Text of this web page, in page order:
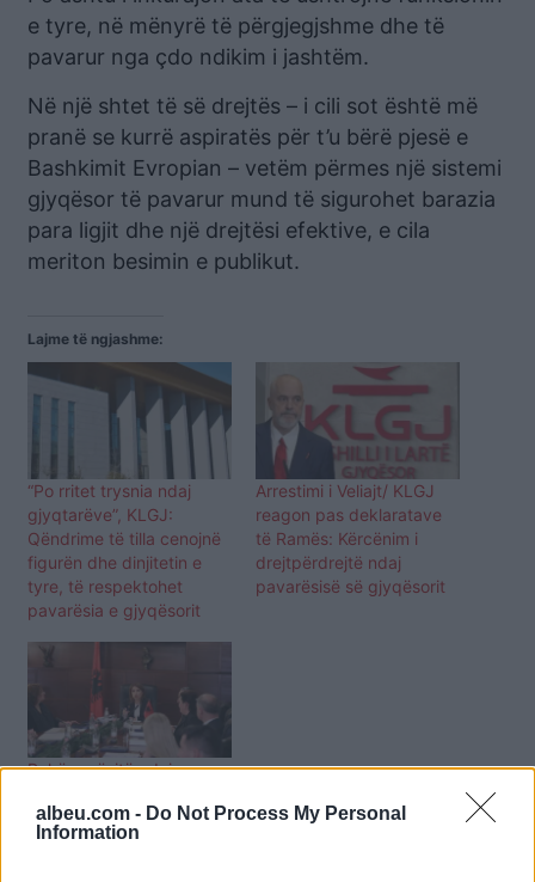
albeu.com - Do Not Process My Personal
Information
e tyre, në mënyrë të përgjegjshme dhe të
pavarur nga çdo ndikim i jashtëm.
Në një shtet të së drejtës – i cili sot është më
pranë se kurrë aspiratës për t’u bërë pjesë e
Bashkimit Evropian – vetëm përmes një sistemi
gjyqësor të pavarur mund të sigurohet barazia
para ligjit dhe një drejtësi efektive, e cila
meriton besimin e publikut.
Lajme të ngjashme:
“Po rritet trysnia ndaj
gjyqtarëve”, KLGJ:
Qëndrime të tilla cenojnë
figurën dhe dinjitetin e
tyre, të respektohet
pavarësia e gjyqësorit
Arrestimi i Veliajt/ KLGJ
reagon pas deklaratave
të Ramës: Kërcënim i
drejtpërdrejtë ndaj
pavarësisë së gjyqësorit
Pakënaqësitë ndaj
Dhënia e drejtësisë të jetë
e çliruar nga çdo lloj